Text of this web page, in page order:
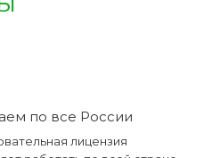
по все России
лицензия